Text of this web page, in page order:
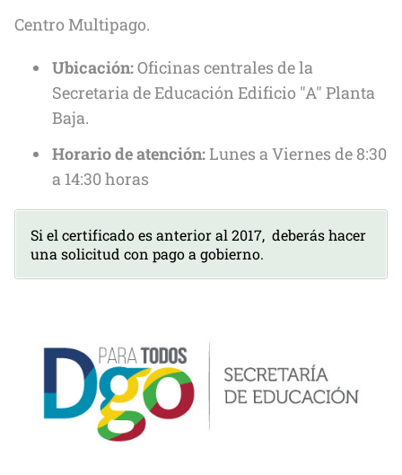
Centro Multipago.
Ubicación:Oficinas centrales de la
Secretaria de Educación Edificio "A" Planta
Baja.
Horario de atención:Lunes a Viernes de 8:30
a 14:30 horas
Si el certificado es anterior al 2017, deberás hacer
una solicitud con pago a gobierno.